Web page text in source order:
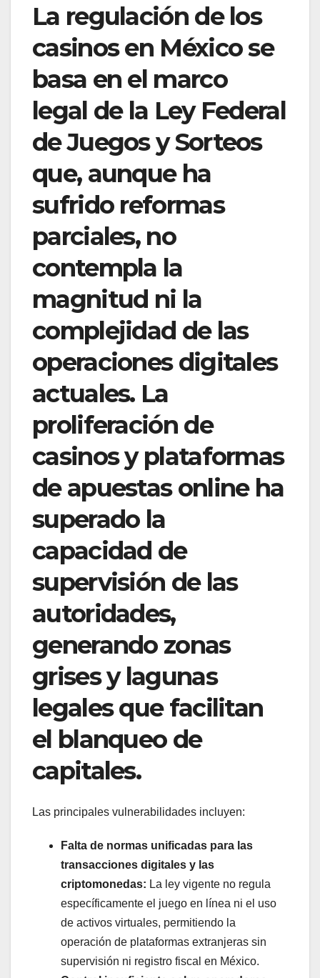
La regulación de los
casinos en México se
basa en el marco
legal de la Ley Federal
de Juegos y Sorteos
que, aunque ha
sufrido reformas
parciales, no
contempla la
magnitud ni la
complejidad de las
operaciones digitales
actuales. La
proliferación de
casinos y plataformas
de apuestas online ha
superado la
capacidad de
supervisión de las
autoridades,
generando zonas
grises y lagunas
legales que facilitan
el blanqueo de
capitales.
Las principales vulnerabilidades incluyen:
Falta de normas unificadas para las
transacciones digitales y las
criptomonedas: La ley vigente no regula
específicamente el juego en línea ni el uso
de activos virtuales, permitiendo la
operación de plataformas extranjeras sin
supervisión ni registro fiscal en México.